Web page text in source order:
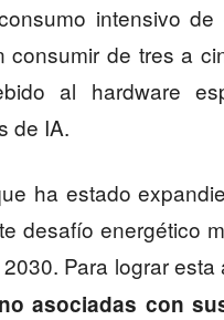
intensivo
consumir de tres a
al hardware
de IA.
ha estado
desafío energético
Para lograr esta
asociadas con